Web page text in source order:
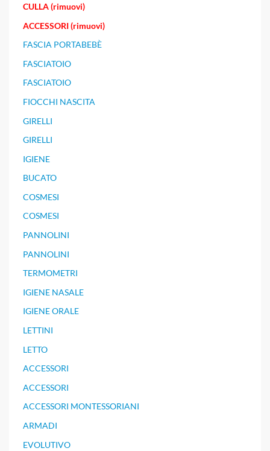
CULLA (rimuovi)
ACCESSORI (rimuovi)
FASCIA PORTABEBÈ
FASCIATOIO
FASCIATOIO
FIOCCHI NASCITA
GIRELLI
GIRELLI
IGIENE
BUCATO
COSMESI
COSMESI
PANNOLINI
PANNOLINI
TERMOMETRI
IGIENE NASALE
IGIENE ORALE
LETTINI
LETTO
ACCESSORI
ACCESSORI
ACCESSORI MONTESSORIANI
ARMADI
EVOLUTIVO